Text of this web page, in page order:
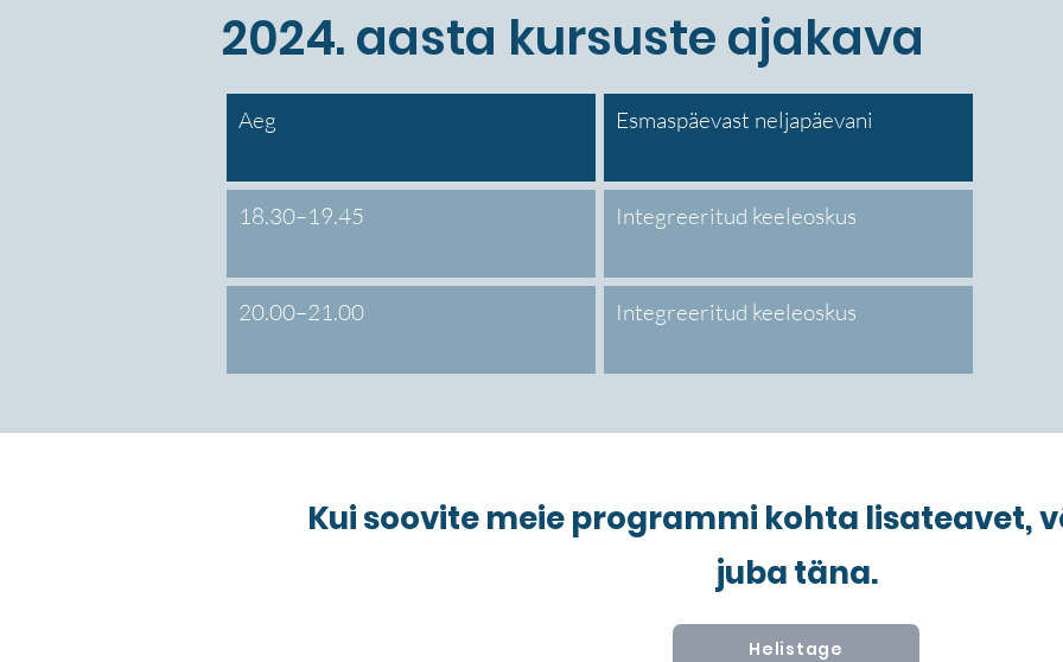
2024. aasta kursuste ajakava
Aeg
18.30–19.45
20.00–21.00
Esmaspäevast neljapäevani
Integreeritud keeleoskus
Integreeritud keeleoskus
Kui soovite meie programmi kohta lisateavet,
juba täna.
Helistage